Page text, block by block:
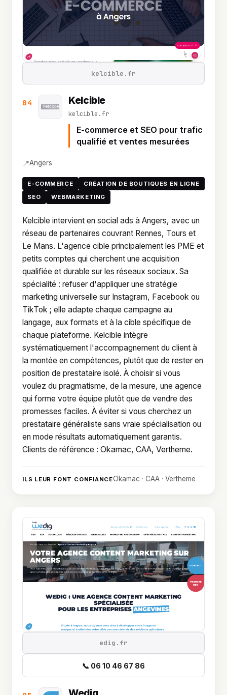
04 Kelcible
kelcible.fr
E-commerce et SEO pour trafic
qualifié et ventes mesurées
📍Angers
E-COMMERCE
CRÉATION DE BOUTIQUES EN LIGNE
SEO
WEBMARKETING
Kelcible intervient en social ads à Angers, avec un
réseau de partenaires couvrant Rennes, Tours et
Le Mans. L'agence cible principalement les PME et
petits comptes qui cherchent une acquisition
qualifiée et durable sur les réseaux sociaux. Sa
spécialité : refuser d'appliquer une stratégie
marketing universelle sur Instagram, Facebook ou
TikTok ; elle adapte chaque campagne au
langage, aux formats et à la cible spécifique de
chaque plateforme. Kelcible intègre
systématiquement l'accompagnement du client à
la montée en compétences, plutôt que de rester en
position de prestataire isolé. À choisir si vous
voulez du pragmatisme, de la mesure, une agence
qui forme votre équipe plutôt que de vendre des
promesses faciles. À éviter si vous cherchez un
prestataire généraliste sans vraie spécialisation ou
en mode résultats automatiquement garantis.
Clients de référence : Okamac, CAA, Vertheme.
ILS LEUR FONT CONFIANCEOkamac · CAA · Vertheme
kelcible.fr
edig.fr
📞 06 10 46 67 86